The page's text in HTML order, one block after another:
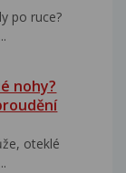
po ruce?
nohy?
oteklé